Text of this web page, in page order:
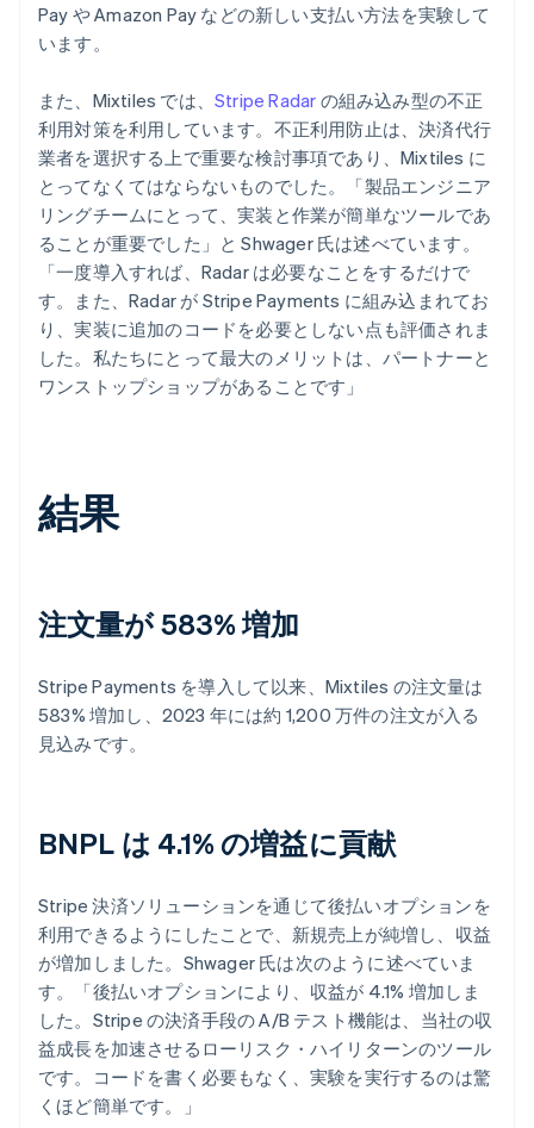
Pay や Amazon Pay などの新しい支払い方法を実験して
います。
また、Mixtiles では、 Stripe Radar の組み込み型の不正
利用対策を利用しています。不正利用防止は、決済代行
業者を選択する上で重要な検討事項であり、Mixtiles に
とってなくてはならないものでした。「製品エンジニア
リングチームにとって、実装と作業が簡単なツールであ
ることが重要でした」と Shwager 氏は述べています。
「一度導入すれば、Radar は必要なことをするだけで
す。また、Radar が Stripe Payments に組み込まれてお
り、実装に追加のコードを必要としない点も評価されま
した。私たちにとって最大のメリットは、パートナーと
ワンストップショップがあることです」
結果
注文量が 583% 増加
Stripe Payments を導入して以来、Mixtiles の注文量は
583% 増加し、2023 年には約 1,200 万件の注文が入る
見込みです。
BNPL は 4.1% の増益に貢献
Stripe 決済ソリューションを通じて後払いオプションを
利用できるようにしたことで、新規売上が純増し、収益
が増加しました。Shwager 氏は次のように述べていま
す。「後払いオプションにより、収益が 4.1% 増加しま
した。Stripe の決済手段の A/B テスト機能は、当社の収
益成長を加速させるローリスク・ハイリターンのツール
です。コードを書く必要もなく、実験を実行するのは驚
くほど簡単です。」